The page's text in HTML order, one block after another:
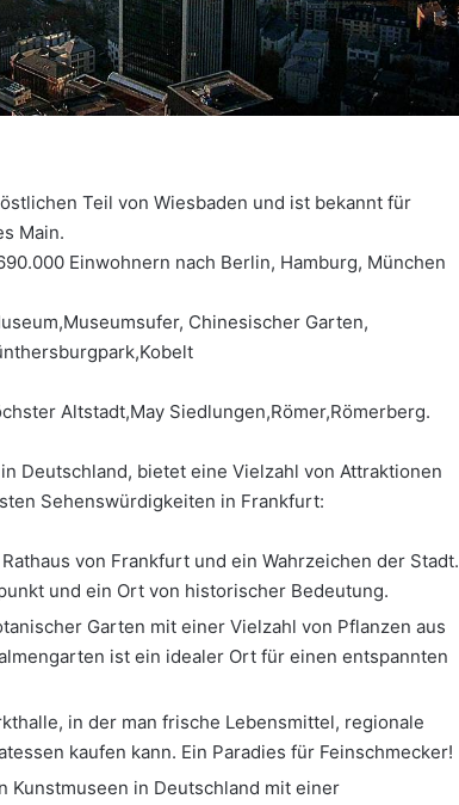
Teil von Wiesbaden und ist bekannt für
Main.
Einwohnern nach Berlin, Hamburg, München
Chinesischer Garten,
Altstadt,May Siedlungen,Römer,Römerberg.
Deutschland, bietet eine Vielzahl von Attraktionen
Sehenswürdigkeiten in Frankfurt:
von Frankfurt und ein Wahrzeichen der Stadt.
und ein Ort von historischer Bedeutung.
Garten mit einer Vielzahl von Pflanzen aus
ist ein idealer Ort für einen entspannten
in der man frische Lebensmittel, regionale
kaufen kann. Ein Paradies für Feinschmecker!
Kunstmuseen in Deutschland mit einer